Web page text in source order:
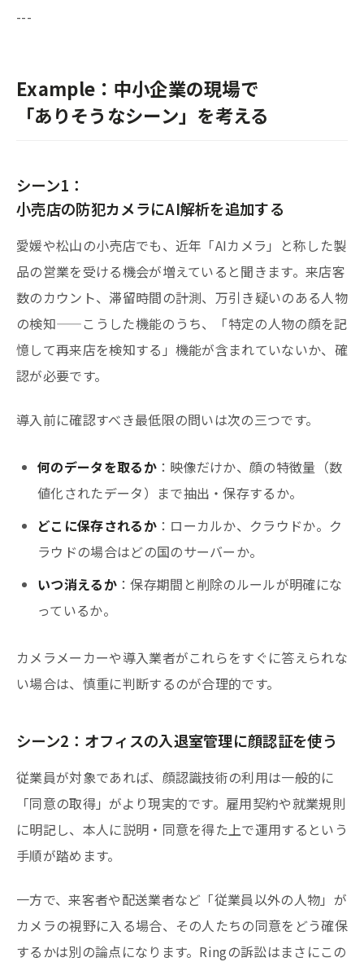
---
Example：中小企業の現場で
「ありそうなシーン」を考える
シーン1：
小売店の防犯カメラにAI解析を追加する
愛媛や松山の小売店でも、近年「AIカメラ」と称した製
品の営業を受ける機会が増えていると聞きます。来店客
数のカウント、滞留時間の計測、万引き疑いのある人物
の検知——こうした機能のうち、「特定の人物の顔を記
憶して再来店を検知する」機能が含まれていないか、確
認が必要です。
導入前に確認すべき最低限の問いは次の三つです。
何のデータを取るか：映像だけか、顔の特徴量（数
値化されたデータ）まで抽出・保存するか。
どこに保存されるか：ローカルか、クラウドか。ク
ラウドの場合はどの国のサーバーか。
いつ消えるか：保存期間と削除のルールが明確にな
っているか。
カメラメーカーや導入業者がこれらをすぐに答えられな
い場合は、慎重に判断するのが合理的です。
シーン2：オフィスの入退室管理に顔認証を使う
従業員が対象であれば、顔認識技術の利用は一般的に
「同意の取得」がより現実的です。雇用契約や就業規則
に明記し、本人に説明・同意を得た上で運用するという
手順が踏めます。
一方で、来客者や配送業者など「従業員以外の人物」が
カメラの視野に入る場合、その人たちの同意をどう確保
するかは別の論点になります。Ringの訴訟はまさにこの